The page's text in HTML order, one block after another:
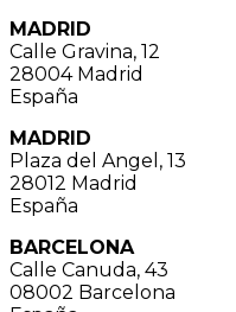
MADRID
Calle Gravina, 12
28004 Madrid
España
MADRID
Plaza del Angel, 13
28012 Madrid
España
BARCELONA
Calle Canuda, 43
08002 Barcelona